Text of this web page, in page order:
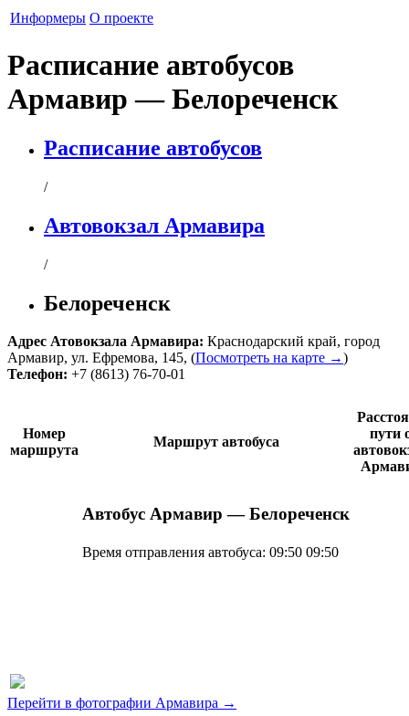
Информеры О проекте
Расписание автобусов
Армавир — Белореченск
Расписание автобусов
/
Автовокзал Армавира
/
Белореченск
Адрес Атовокзала Армавира: Краснодарский край, город
Армавир, ул. Ефремова, 145, (Посмотреть на карте →)
Телефон: +7 (8613) 76-70-01
Номер
маршрута
Маршрут автобуса
пути
Автобус Армавир — Белореченск
Время отправления автобуса: 09:50 09:50
Перейти в фотографии Армавира →